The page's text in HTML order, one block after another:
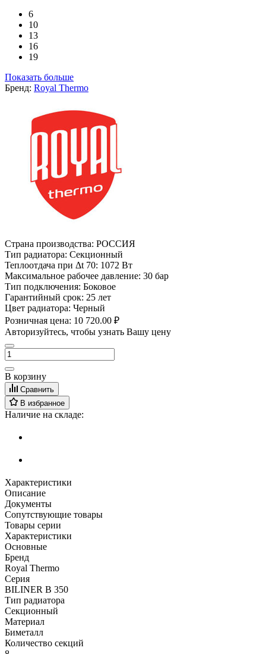
6
10
13
16
19
Показать больше
Бренд: Royal Thermo
Страна производства: РОССИЯ
Тип радиатора: Секционный
Теплоотдача при Δt 70: 1072 Вт
Максимальное рабочее давление: 30 бар
Тип подключения: Боковое
Гарантийный срок: 25 лет
Цвет радиатора: Черный
Розничная цена: 10 720.00 ₽
Авторизуйтесь, чтобы узнать Вашу цену
В корзину
Сравнить
В избранное
Наличие на складе:
Характеристики
Описание
Документы
Сопутствующие товары
Товары серии
Характеристики
Основные
Бренд
Royal Thermo
Серия
BILINER B 350
Тип радиатора
Секционный
Материал
Биметалл
Количество секций